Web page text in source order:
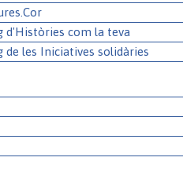
d'Històries com la teva
de les Iniciatives solidàries